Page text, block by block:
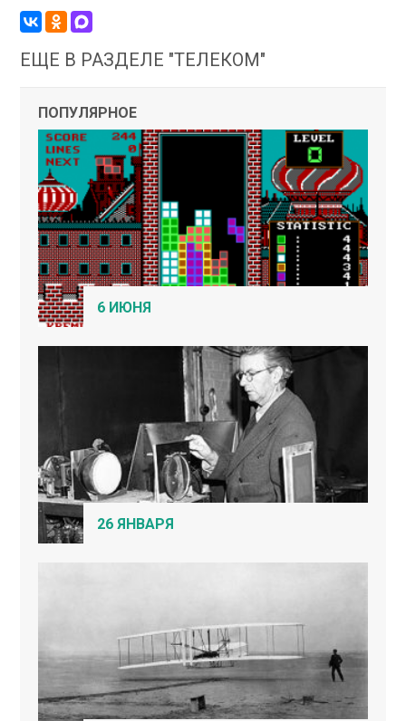
ЕЩЕ В РАЗДЕЛЕ "ТЕЛЕКОМ"
ПОПУЛЯРНОЕ
6 ИЮНЯ
26 ЯНВАРЯ